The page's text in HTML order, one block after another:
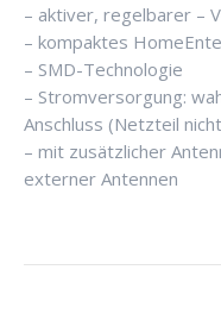
– aktiver, regelbarer –
– kompaktes
– SMD-Technologie
– Stromversorgung:
Anschluss (Netzteil
– mit zusätzlicher
externer Antennen